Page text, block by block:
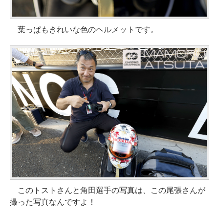
葉っぱもきれいな色のヘルメットです。
このトストさんと角田選手の写真は、この尾張さんが
撮った写真なんですよ！